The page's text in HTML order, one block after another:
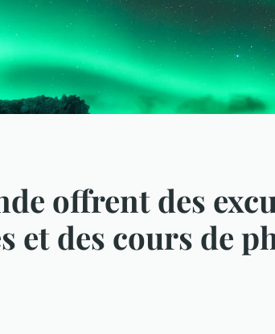
offrent des
et des cours de